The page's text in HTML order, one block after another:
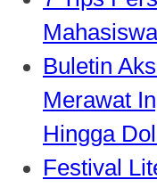
Buletin
Merawat
Hingga
Festival